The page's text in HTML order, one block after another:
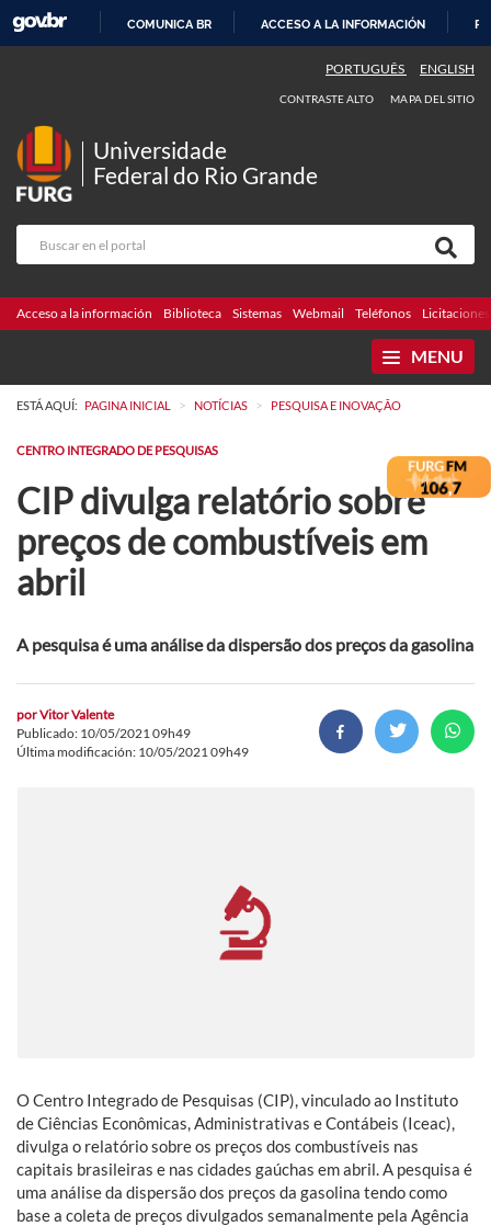
CONTENIDO
COMUNICA BR ACCESO A LA INFORMACIÓN
PORTUGUÊS ENGLISH
CONTRASTE ALTO MAPA DEL SITIO
Universidade
Federal do Rio Grande
Acceso a la información Biblioteca Sistemas Webmail Teléfonos Licitaciones
MENU
ESTÁ AQUÍ: PAGINA INICIAL > NOTÍCIAS > PESQUISA E INOVAÇÃO
CENTRO INTEGRADO DE PESQUISAS
CIP divulga relatório sobre
preços de combustíveis em
abril
A pesquisa é uma análise da dispersão dos preços da gasolina
porVitor Valente
Publicado: 10/05/2021 09h49
Última modificación: 10/05/2021 09h49
O Centro Integrado de Pesquisas (CIP), vinculado ao Instituto
de Ciências Econômicas, Administrativas e Contábeis (Iceac),
divulga o relatório sobre os preços dos combustíveis nas
capitais brasileiras e nas cidades gaúchas em abril. A pesquisa é
uma análise da dispersão dos preços da gasolina tendo como
base a coleta de preços divulgados semanalmente pela Agência